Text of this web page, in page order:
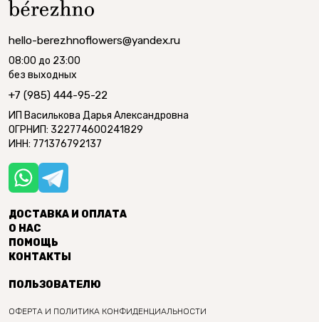
hello-berezhnoflowers@yandex.ru
08:00 до 23:00
без выходных
+7 (985) 444-95-22
ИП Василькова Дарья Александровна
ОГРНИП: 322774600241829
ИНН: 771376792137
ДОСТАВКА И ОПЛАТА
О НАС
ПОМОЩЬ
КОНТАКТЫ
ПОЛЬЗОВАТЕЛЮ
ОФЕРТА И ПОЛИТИКА КОНФИДЕНЦИАЛЬНОСТИ